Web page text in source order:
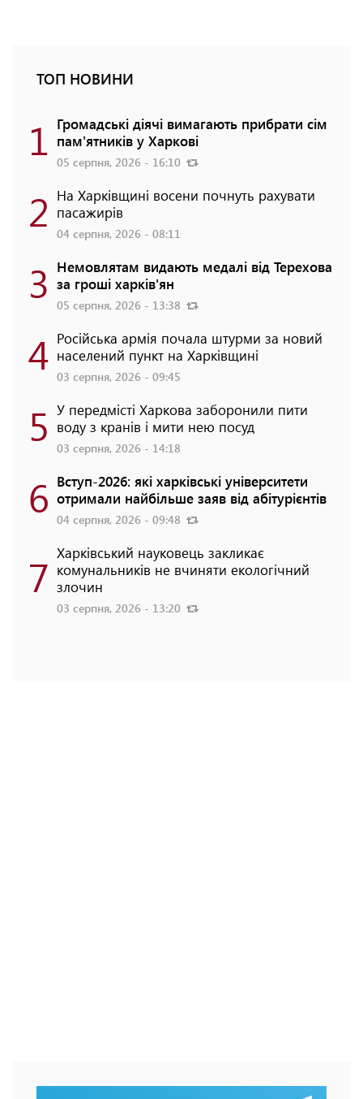
ТОП НОВИНИ
1 Громадські діячі вимагають прибрати сім
пам'ятників у Харкові
05 серпня, 2026 - 16:10
2 На Харківщині восени почнуть рахувати
пасажирів
04 серпня, 2026 - 08:11
3 Немовлятам видають медалі від Терехова
за гроші харків'ян
05 серпня, 2026 - 13:38
4 Російська армія почала штурми за новий
населений пункт на Харківщині
03 серпня, 2026 - 09:45
5 У передмісті Харкова заборонили пити
воду з кранів і мити нею посуд
03 серпня, 2026 - 14:18
6 Вступ-2026: які харківські університети
отримали найбільше заяв від абітурієнтів
04 серпня, 2026 - 09:48
7 Харківський науковець закликає
комунальників не вчиняти екологічний
злочин
03 серпня, 2026 - 13:20